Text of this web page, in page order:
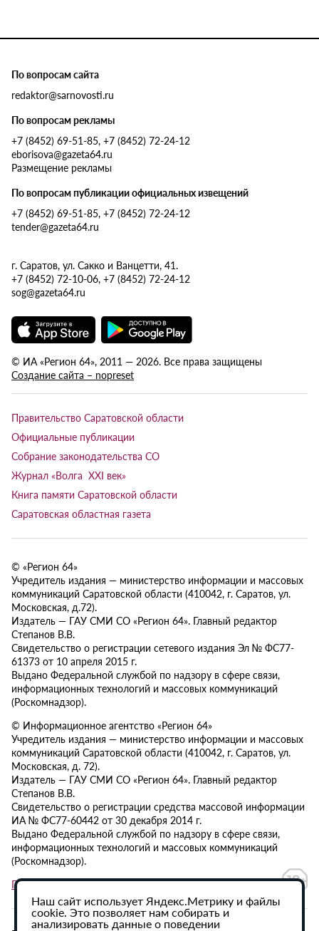
По вопросам сайта
redaktor@sarnovosti.ru
По вопросам рекламы
+7 (8452) 69-51-85, +7 (8452) 72-24-12
eborisova@gazeta64.ru
Размещение рекламы
По вопросам публикации официальных извещений
+7 (8452) 69-51-85, +7 (8452) 72-24-12
tender@gazeta64.ru
г. Саратов, ул. Сакко и Ванцетти, 41.
+7 (8452) 72-10-06, +7 (8452) 72-24-12
sog@gazeta64.ru
© ИА «Регион 64», 2011 — 2026. Все права защищены
Создание сайта – nopreset
Правительство Саратовской области
Официальные публикации
Собрание законодательства СО
Журнал «Волга XXI век»
Книга памяти Саратовской области
Саратовская областная газета
© «Регион 64»
Учредитель издания — министерство информации и массовых
коммуникаций Саратовской области (410042, г. Саратов, ул.
Московская, д.72).
Издатель — ГАУ СМИ СО «Регион 64». Главный редактор
Степанов В.В.
Свидетельство о регистрации сетевого издания Эл № ФС77-
61373 от 10 апреля 2015 г.
Выдано Федеральной службой по надзору в сфере связи,
информационных технологий и массовых коммуникаций
(Роскомнадзор).
© Информационное агентство «Регион 64»
Учредитель издания — министерство информации и массовых
коммуникаций Саратовской области (410042, г. Саратов, ул.
Московская, д. 72).
Издатель — ГАУ СМИ СО «Регион 64». Главный редактор
Степанов В.В.
Свидетельство о регистрации средства массовой информации
ИА № ФС77-60442 от 30 декабря 2014 г.
Выдано Федеральной службой по надзору в сфере связи,
информационных технологий и массовых коммуникаций
(Роскомнадзор).
Политика в отношении обработки персональных данных
Наш сайт использует Яндекс.Метрику и файлы
cookie. Это позволяет нам собирать и
анализировать данные о поведении